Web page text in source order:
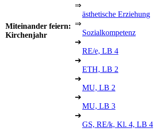
Miteinander feiern:
Kirchenjahr
⇒
ästhetische Erziehung
⇒
Sozialkompetenz
➔
RE/e, LB 4
➔
ETH, LB 2
➔
MU, LB 2
➔
MU, LB 3
➔
GS, RE/k, Kl. 4, LB 4